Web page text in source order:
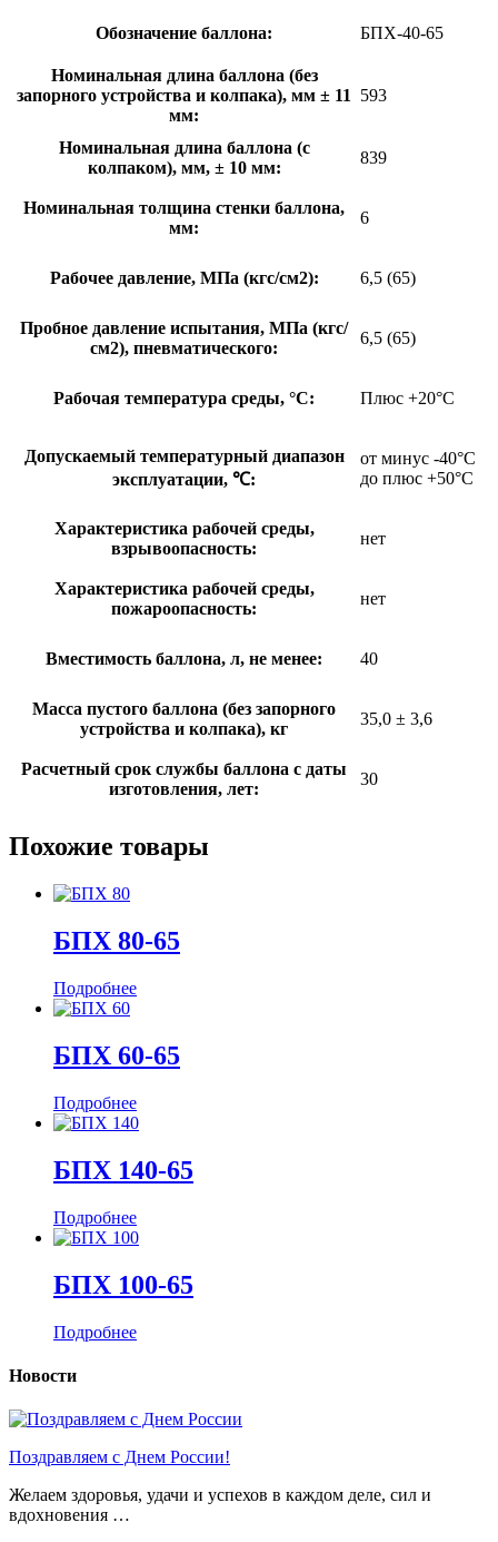
Обозначение баллона: БПХ-40-65
Номинальная длина баллона (без
запорного устройства и колпака), мм ± 11
мм:
593
Номинальная длина баллона (с
колпаком), мм, ± 10 мм:
839
Номинальная толщина стенки баллона,
мм:
6
Рабочее давление, МПа (кгс/см2): 6,5 (65)
Пробное давление испытания, МПа (кгс/
см2), пневматического:
6,5 (65)
Рабочая температура среды, °С: Плюс +20°С
Допускаемый температурный диапазон
эксплуатации, ℃:
от минус -40°С
до плюс +50°С
Характеристика рабочей среды,
взрывоопасность:
нет
Характеристика рабочей среды,
пожароопасность:
нет
Вместимость баллона, л, не менее: 40
Масса пустого баллона (без запорного
устройства и колпака), кг
35,0 ± 3,6
Расчетный срок службы баллона с даты
изготовления, лет:
30
Похожие товары
БПХ 80-65
Подробнее
БПХ 60-65
Подробнее
БПХ 140-65
Подробнее
БПХ 100-65
Подробнее
Новости
Поздравляем с Днем России!
Желаем здоровья, удачи и успехов в каждом деле, сил и
вдохновения …